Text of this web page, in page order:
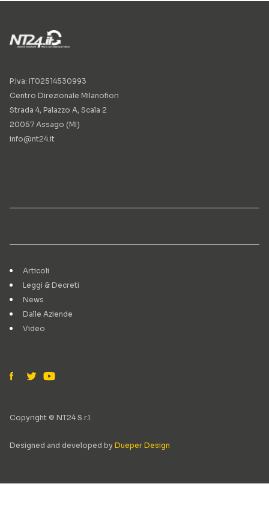
P.Iva: IT02514530993
Centro Direzionale Milanofiori
Strada 4, Palazzo A, Scala 2
20057 Assago (MI)
info@nt24.it
Articoli
Leggi & Decreti
News
Dalle Aziende
Video
Copyright © NT24 S.r.l.
Designed and developed by Dueper Design